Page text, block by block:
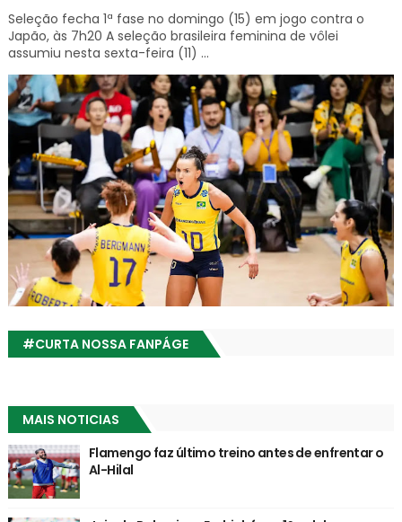
Seleção fecha 1ª fase no domingo (15) em jogo contra o
Japão, às 7h20 A seleção brasileira feminina de vôlei
assumiu nesta sexta-feira (11) ...
#CURTA NOSSA FANPÁGE
MAIS NOTICIAS
Flamengo faz último treino antes de enfrentar o
Al-Hilal